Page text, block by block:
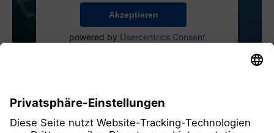
Akzeptieren
powered by Usercentrics Consent
alle Mitglieder